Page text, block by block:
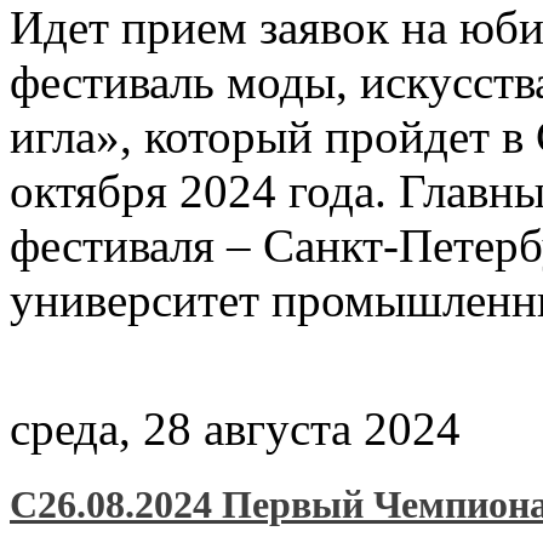
Идет прием заявок на
фестиваль моды,
игла», который пройдет
октября 2024 года.
фестиваля – Санкт-
университет
среда, 28 августа 2024
С26.08.2024 Первый